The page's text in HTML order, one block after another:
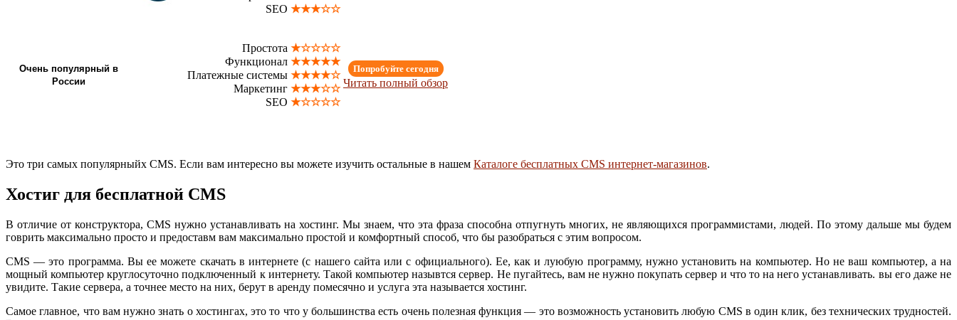
SEO ★★★☆☆
Очень популярный в
России
Простота ★☆☆☆☆
Функционал ★★★★★
Платежные системы ★★★★☆
Маркетинг ★★★☆☆
SEO ★☆☆☆☆
Попробуйте сегодня
Читать полный обзор
Это три самых популярныйх CMS. Если вам интересно вы можете изучить остальные в нашем Каталоге бесплатных CMS интернет-магазинов.
Хостиг для бесплатной CMS
В отличие от конструктора, CMS нужно устанавливать на хостинг. Мы знаем, что эта фраза способна отпугнуть многих, не являющихся программистами, людей. По этому дальше мы будем
говрить максимально просто и предоставм вам максимально простой и комфортный способ, что бы разобраться с этим вопросом.
CMS — это программа. Вы ее можете скачать в интернете (с нашего сайта или с официального). Ее, как и луюбую программу, нужно установить на компьютер. Но не ваш компьютер, а на
мощный компьютер круглосуточно подключенный к интернету. Такой компьютер назывтся сервер. Не пугайтесь, вам не нужно покупать сервер и что то на него устанавливать. вы его даже не
увидите. Такие сервера, а точнее место на них, берут в аренду помесячно и услуга эта называется хостинг.
Самое главное, что вам нужно знать о хостингах, это то что у большинства есть очень полезная функция — это возможность установить любую CMS в один клик, без технических трудностей.